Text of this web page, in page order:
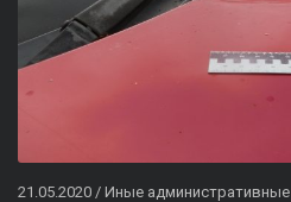
21.05.2020 / Иные административные